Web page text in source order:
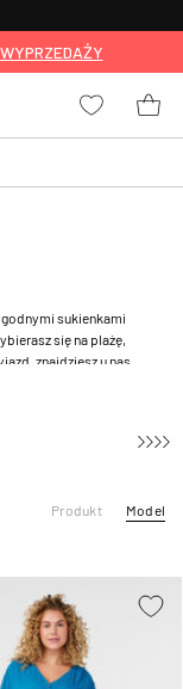
sukienkami
się na plażę,
znajdziesz u nas
krągłości. Od
Sukienki
Produkt Model